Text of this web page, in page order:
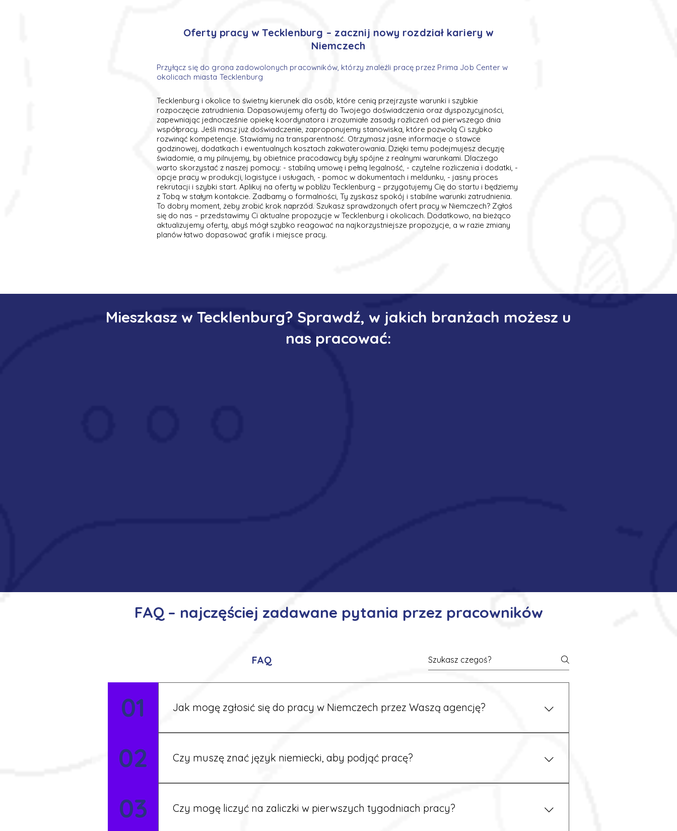
Oferty pracy w Tecklenburg – zacznij nowy rozdział kariery w
Niemczech
Przyłącz się do grona zadowolonych pracowników, którzy znaleźli pracę przez Prima Job Center w
okolicach miasta Tecklenburg
Tecklenburg i okolice to świetny kierunek dla osób, które cenią przejrzyste warunki i szybkie
rozpoczęcie zatrudnienia. Dopasowujemy oferty do Twojego doświadczenia oraz dyspozycyjności,
zapewniając jednocześnie opiekę koordynatora i zrozumiałe zasady rozliczeń od pierwszego dnia
współpracy. Jeśli masz już doświadczenie, zaproponujemy stanowiska, które pozwolą Ci szybko
rozwinąć kompetencje. Stawiamy na transparentność. Otrzymasz jasne informacje o stawce
godzinowej, dodatkach i ewentualnych kosztach zakwaterowania. Dzięki temu podejmujesz decyzję
świadomie, a my pilnujemy, by obietnice pracodawcy były spójne z realnymi warunkami. Dlaczego
warto skorzystać z naszej pomocy: - stabilną umowę i pełną legalność, - czytelne rozliczenia i dodatki, -
opcje pracy w produkcji, logistyce i usługach, - pomoc w dokumentach i meldunku, - jasny proces
rekrutacji i szybki start. Aplikuj na oferty w pobliżu Tecklenburg – przygotujemy Cię do startu i będziemy
z Tobą w stałym kontakcie. Zadbamy o formalności, Ty zyskasz spokój i stabilne warunki zatrudnienia.
To dobry moment, żeby zrobić krok naprzód. Szukasz sprawdzonych ofert pracy w Niemczech? Zgłoś
się do nas – przedstawimy Ci aktualne propozycje w Tecklenburg i okolicach. Dodatkowo, na bieżąco
aktualizujemy oferty, abyś mógł szybko reagować na najkorzystniejsze propozycje, a w razie zmiany
planów łatwo dopasować grafik i miejsce pracy.
Mieszkasz w Tecklenburg? Sprawdź, w jakich branżach możesz u
nas pracować:
FAQ – najczęściej zadawane pytania przez pracowników
FAQ
01 Jak mogę zgłosić się do pracy w Niemczech przez Waszą agencję?
Możesz wypełnić formularz zgłoszeniowy na naszej stronie lub skontaktować się z nami telefonicznie.
02 Czy muszę znać język niemiecki, aby podjąć pracę?
Nie zawsze – wiele ofert nie wymaga znajomości języka. Jeśli jednak znasz podstawy niemieckiego,
03 Czy mogę liczyć na zaliczki w pierwszych tygodniach pracy?